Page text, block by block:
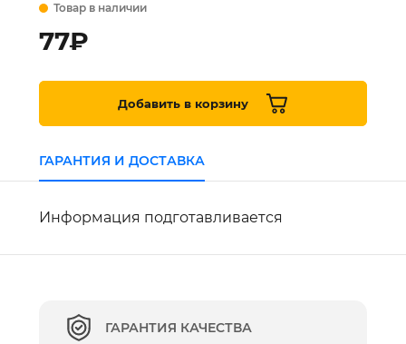
Товар в наличии
77₽
Добавить в корзину
ГАРАНТИЯ И ДОСТАВКА
Информация подготавливается
ГАРАНТИЯ КАЧЕСТВА